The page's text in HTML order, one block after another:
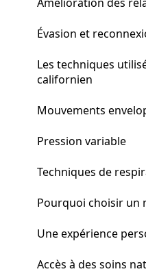
Évasion et
Les techniques
californien
Mouvements
Pression variable
Techniques de
Pourquoi choisir un
Une expérience
Accès à des soins